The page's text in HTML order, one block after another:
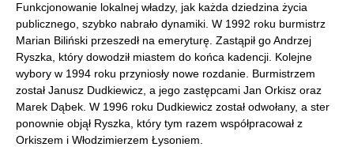
Funkcjonowanie lokalnej władzy, jak każda dziedzina życia
publicznego, szybko nabrało dynamiki. W 1992 roku burmistrz
Marian Biliński przeszedł na emeryturę. Zastąpił go Andrzej
Ryszka, który dowodził miastem do końca kadencji. Kolejne
wybory w 1994 roku przyniosły nowe rozdanie. Burmistrzem
został Janusz Dudkiewicz, a jego zastępcami Jan Orkisz oraz
Marek Dąbek. W 1996 roku Dudkiewicz został odwołany, a ster
ponownie objął Ryszka, który tym razem współpracował z
Orkiszem i Włodzimierzem Łysoniem.